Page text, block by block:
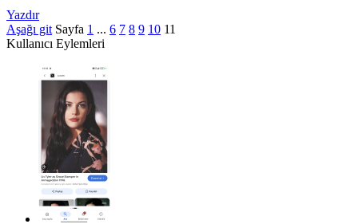
Yazdır
Aşağı git Sayfa 1 ... 6 7 8 9 10 11
Kullanıcı Eylemleri